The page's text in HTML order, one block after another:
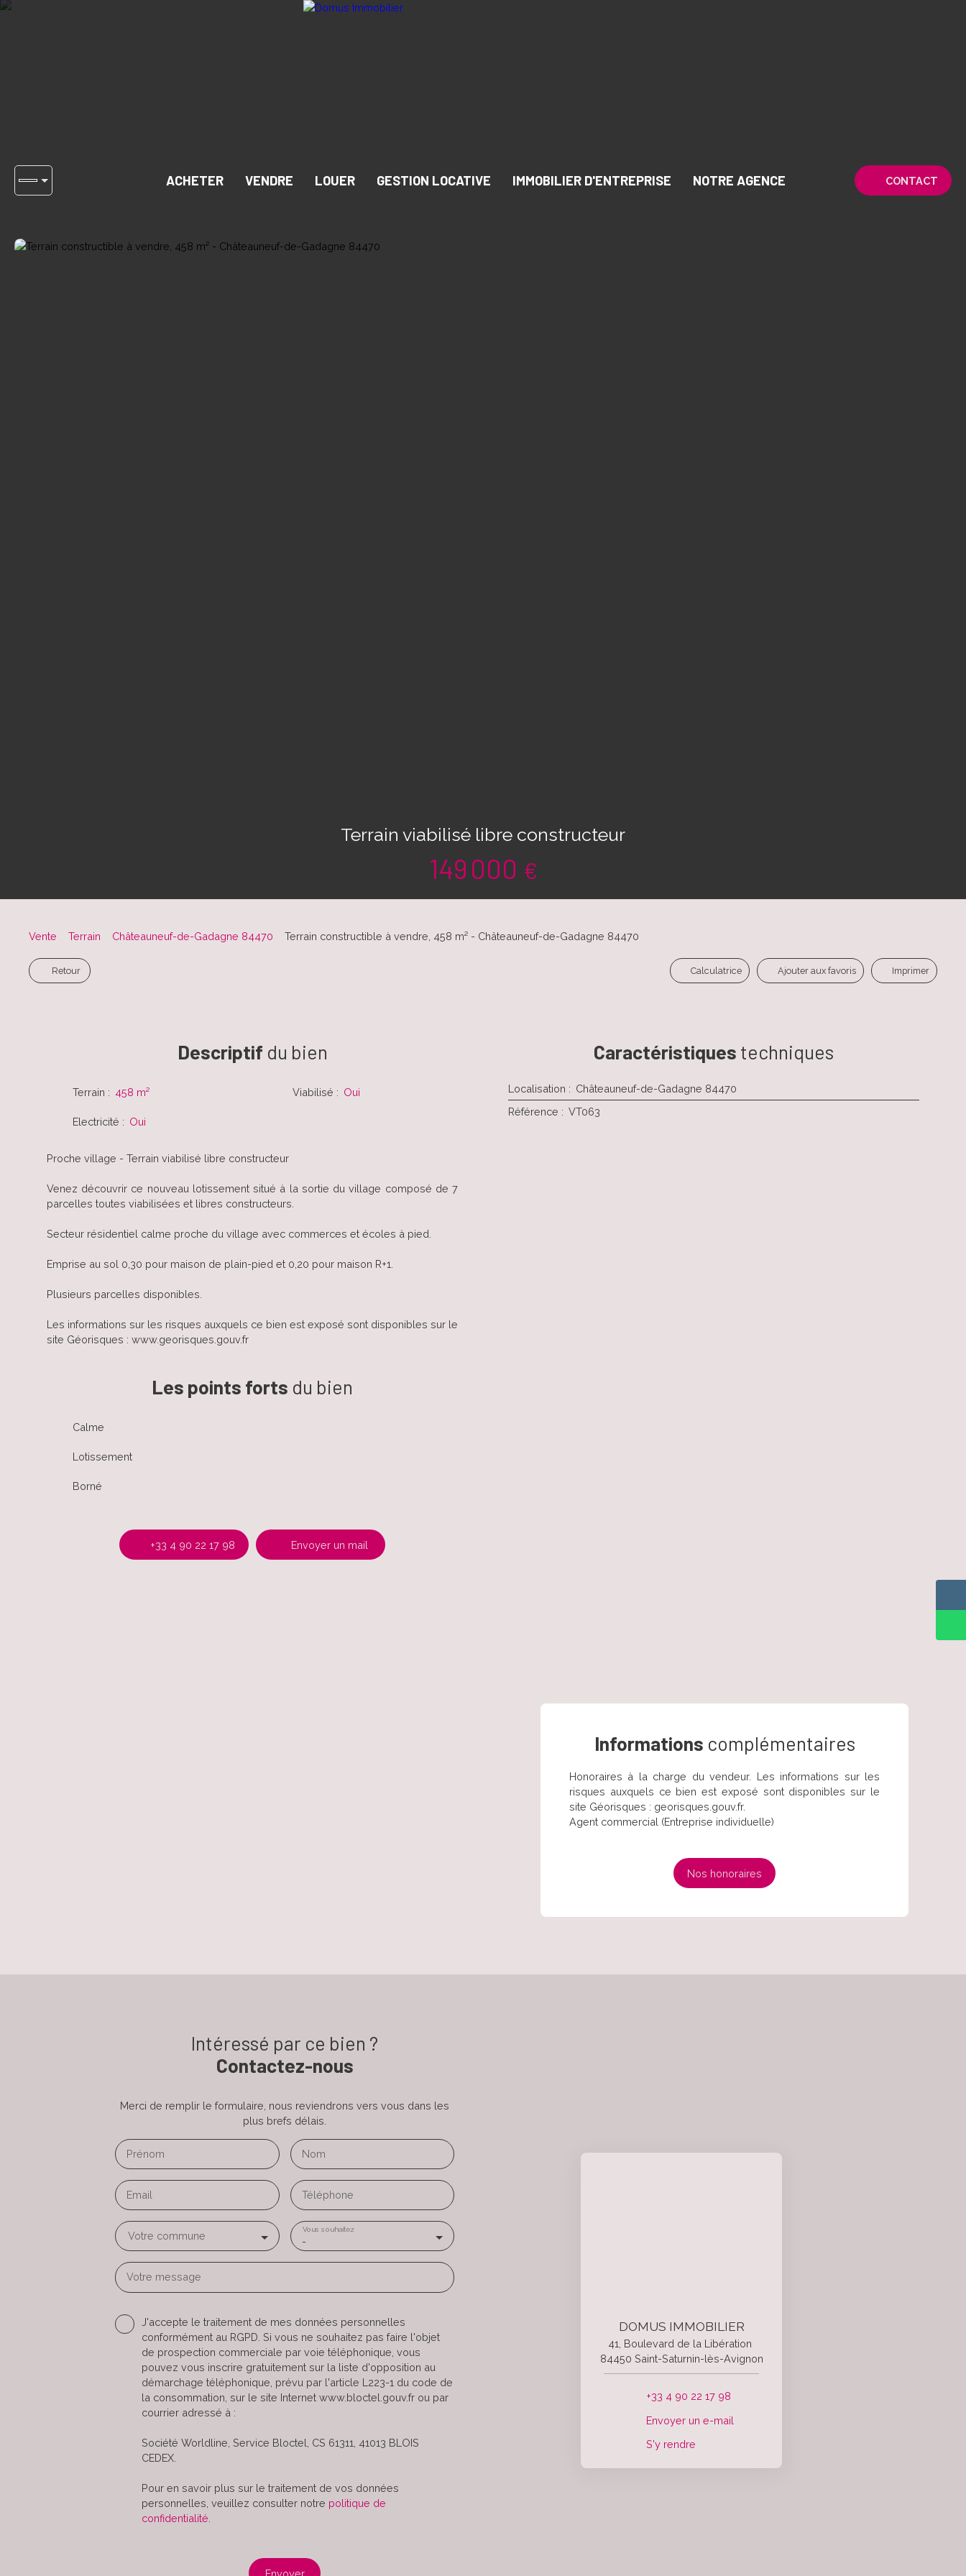
ACHETER VENDRE LOUER GESTION LOCATIVE IMMOBILIER D'ENTREPRISE NOTRE AGENCE CONTACT
Terrain viabilisé libre constructeur
149 000 €
Vente Terrain Châteauneuf-de-Gadagne 84470 Terrain constructible à vendre, 458 m² - Châteauneuf-de-Gadagne 84470
Retour Calculatrice Ajouter aux favoris Imprimer
Descriptif du bien
Terrain : 458 m² Viabilisé : Oui
Electricité : Oui
Proche village - Terrain viabilisé libre constructeur
Venez découvrir ce nouveau lotissement situé à la sortie du village composé de 7
parcelles toutes viabilisées et libres constructeurs.
Secteur résidentiel calme proche du village avec commerces et écoles à pied.
Emprise au sol 0,30 pour maison de plain-pied et 0,20 pour maison R+1.
Plusieurs parcelles disponibles.
Les informations sur les risques auxquels ce bien est exposé sont disponibles sur le
site Géorisques : www.georisques.gouv.fr
Les points forts du bien
Calme
Lotissement
Borné
+33 4 90 22 17 98 Envoyer un mail
Caractéristiques techniques
Localisation : Châteauneuf-de-Gadagne 84470
Référence : VT063
Informations complémentaires
Honoraires à la charge du vendeur. Les informations sur les
risques auxquels ce bien est exposé sont disponibles sur le
site Géorisques : georisques.gouv.fr.
Agent commercial (Entreprise individuelle)
Nos honoraires
Intéressé par ce bien ?
Contactez-nous
Merci de remplir le formulaire, nous reviendrons vers vous dans les
plus brefs délais.
Prénom Nom
Email Téléphone
Votre commune -
Vous souhaitez
Votre message
J'accepte le traitement de mes données personnelles
conformément au RGPD. Si vous ne souhaitez pas faire l'objet
de prospection commerciale par voie téléphonique, vous
pouvez vous inscrire gratuitement sur la liste d'opposition au
démarchage téléphonique, prévu par l'article L223-1 du code de
la consommation, sur le site Internet www.bloctel.gouv.fr ou par
courrier adressé à :
Société Worldline, Service Bloctel, CS 61311, 41013 BLOIS
CEDEX.
Pour en savoir plus sur le traitement de vos données
personnelles, veuillez consulter notre politique de
confidentialité
Envoyer
DOMUS IMMOBILIER
41, Boulevard de la Libération
84450 Saint-Saturnin-lès-Avignon
+33 4 90 22 17 98
Envoyer un e-mail
S'y rendre